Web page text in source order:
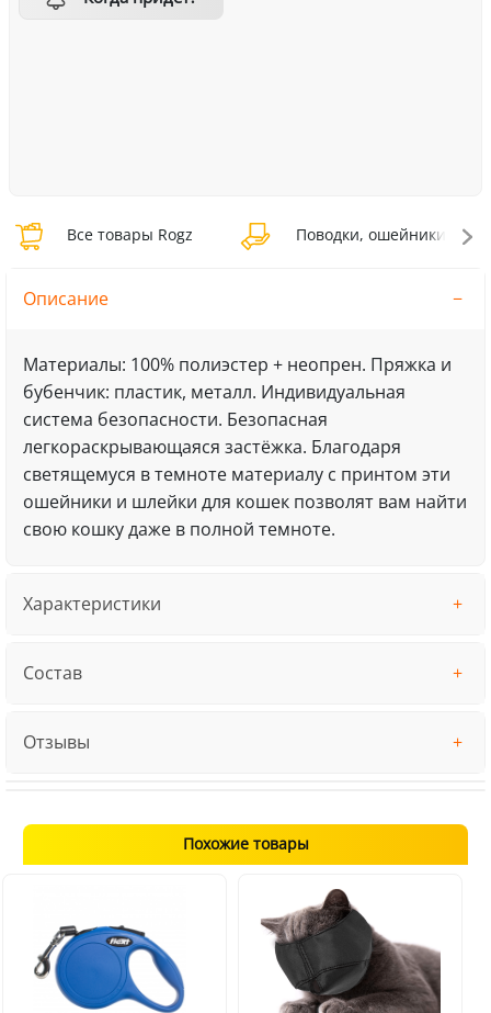
Все товары Rogz Поводки, ошейники Rogz
Описание
Материалы: 100% полиэстер + неопрен. Пряжка и
бубенчик: пластик, металл. Индивидуальная
система безопасности. Безопасная
легкораскрывающаяся застёжка. Благодаря
светящемуся в темноте материалу с принтом эти
ошейники и шлейки для кошек позволят вам найти
свою кошку даже в полной темноте.
Характеристики
Состав
Отзывы
Похожие товары